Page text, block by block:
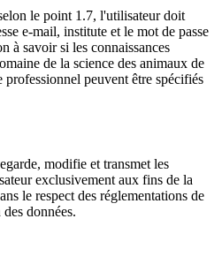
le point 1.7, l'utilisateur doit
e-mail, institute et le mot de passe
à savoir si les connaissances
de la science des animaux de
peuvent être spécifiés
modifie et transmet les
exclusivement aux fins de la
le respect des réglementations de
données.